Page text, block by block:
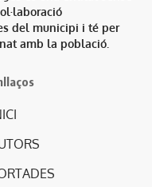
del municipi i té per
amb la població.